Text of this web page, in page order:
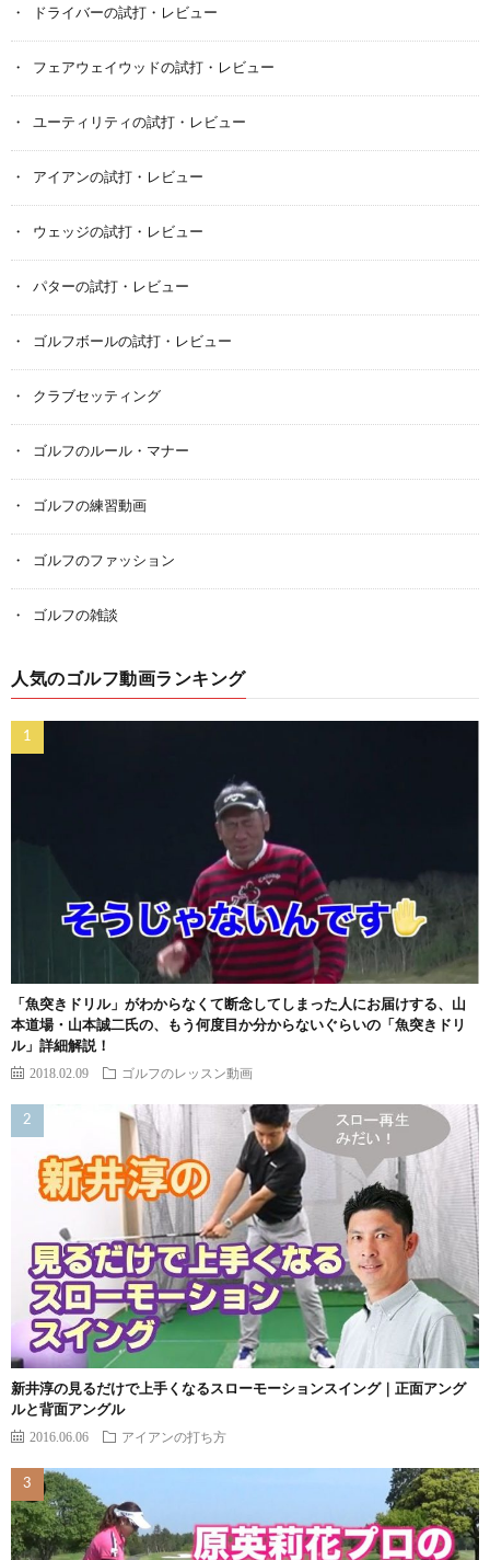
ドライバーの試打・レビュー
フェアウェイウッドの試打・レビュー
ユーティリティの試打・レビュー
アイアンの試打・レビュー
ウェッジの試打・レビュー
パターの試打・レビュー
ゴルフボールの試打・レビュー
クラブセッティング
ゴルフのルール・マナー
ゴルフの練習動画
ゴルフのファッション
ゴルフの雑談
人気のゴルフ動画ランキング
「魚突きドリル」がわからなくて断念してしまった人にお届けする、山
本道場・山本誠二氏の、もう何度目か分からないぐらいの「魚突きドリ
ル」詳細解説！
2018.02.09 ゴルフのレッスン動画
新井淳の見るだけで上手くなるスローモーションスイング｜正面アング
ルと背面アングル
2016.06.06 アイアンの打ち方